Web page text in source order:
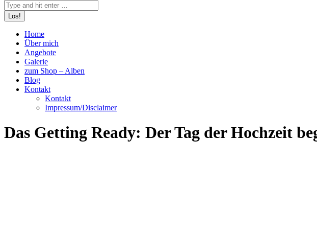
Home
Über mich
Angebote
Galerie
zum Shop – Alben
Blog
Kontakt
Kontakt
Impressum/Disclaimer
Das Getting Ready: Der Tag der Hochzeit